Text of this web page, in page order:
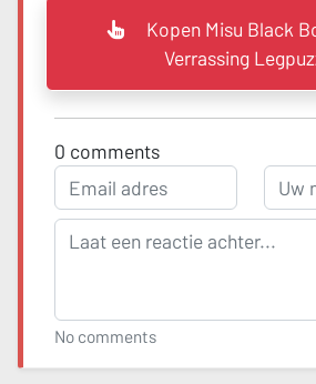
Kopen Misu Black
Verrassing
0 comments
No comments